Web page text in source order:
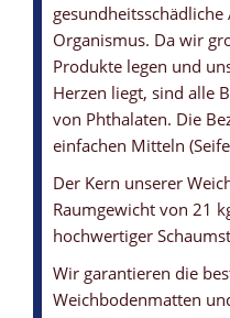
Organismus. Da wir
Produkte legen und
Herzen liegt, sind alle
von Phthalaten. Die
einfachen Mitteln
Der Kern unserer
Raumgewicht von 21
hochwertiger
Wir garantieren die
Weichbodenmatten